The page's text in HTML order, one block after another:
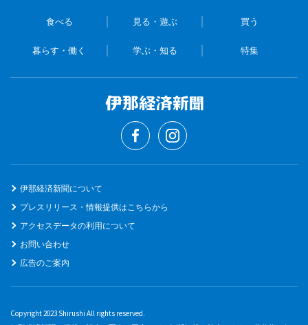
食べる 見る・遊ぶ 買う
暮らす・働く 学ぶ・知る 特集
伊那経済新聞について
プレスリリース・情報提供はこちらから
アクセスデータの利用について
お問い合わせ
広告のご案内
Copyright 2023 Shirushi All rights reserved.